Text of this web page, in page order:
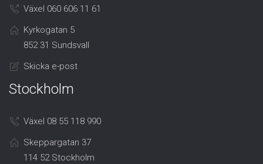
Växel 060 606 11 61
Kyrkogatan 5
852 31 Sundsvall
Skicka e-post
Stockholm
Växel 08 55 118 990
Skeppargatan 37
114 52 Stockholm